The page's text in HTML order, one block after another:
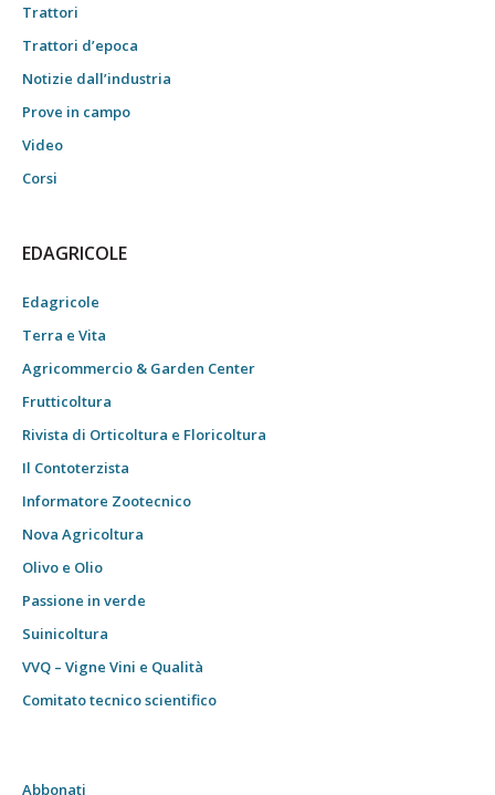
Trattori
Trattori d’epoca
Notizie dall’industria
Prove in campo
Video
Corsi
EDAGRICOLE
Edagricole
Terra e Vita
Agricommercio & Garden Center
Frutticoltura
Rivista di Orticoltura e Floricoltura
Il Contoterzista
Informatore Zootecnico
Nova Agricoltura
Olivo e Olio
Passione in verde
Suinicoltura
VVQ – Vigne Vini e Qualità
Comitato tecnico scientifico
Abbonati